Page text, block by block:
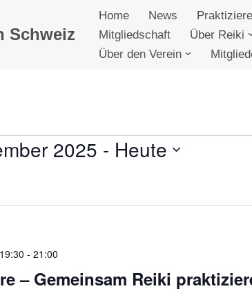
Schweiz
Home News
Mitgliedschaft
Über Reiki
Über den Verein
2025 - Heute
– Gemeinsam Reiki
- 21:00